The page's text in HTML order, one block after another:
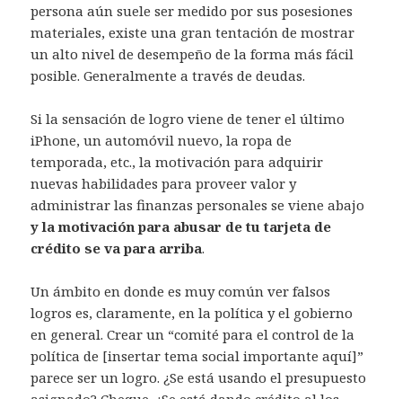
persona aún suele ser medido por sus posesiones
materiales, existe una gran tentación de mostrar
un alto nivel de desempeño de la forma más fácil
posible. Generalmente a través de deudas.
Si la sensación de logro viene de tener el último
iPhone, un automóvil nuevo, la ropa de
temporada, etc., la motivación para adquirir
nuevas habilidades para proveer valor y
administrar las finanzas personales se viene abajo
y la motivación para abusar de tu tarjeta de
crédito se va para arriba.
Un ámbito en donde es muy común ver falsos
logros es, claramente, en la política y el gobierno
en general. Crear un “comité para el control de la
política de [insertar tema social importante aquí]”
parece ser un logro. ¿Se está usando el presupuesto